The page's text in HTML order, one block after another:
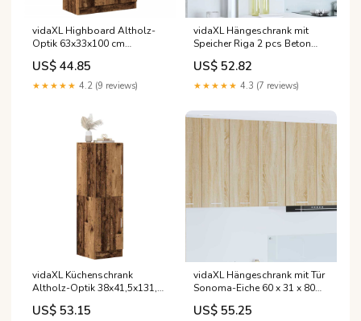
vidaXL Highboard Altholz-
Optik 63x33x100 cm
Holzwerkstoff Color:Braun
US$ 44.85
★★★★★ 4.2 (9 reviews)
vidaXL Hängeschrank mit
Speicher Riga 2 pcs Beton
Grau 40 x 31 x 40 cm Yoloway
US$ 52.82
★★★★★ 4.3 (7 reviews)
vidaXL Küchenschrank
Altholz-Optik 38x41,5x131,5
cm Holzwerkstoff ENGWE
US$ 53.15
vidaXL Hängeschrank mit Tür
Sonoma-Eiche 60 x 31 x 80
cm Holzwerkstoff JASION
US$ 55.25